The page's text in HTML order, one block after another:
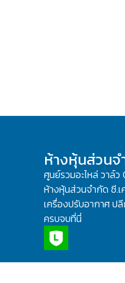
ห้างหุ้นส่วนจ
ศูนย์รวมอะไหล่ วาล์
ห้างหุ้นส่วนจำกัด ซี.
เครื่องปรับอากาศ ป
ครบจบที่นี่